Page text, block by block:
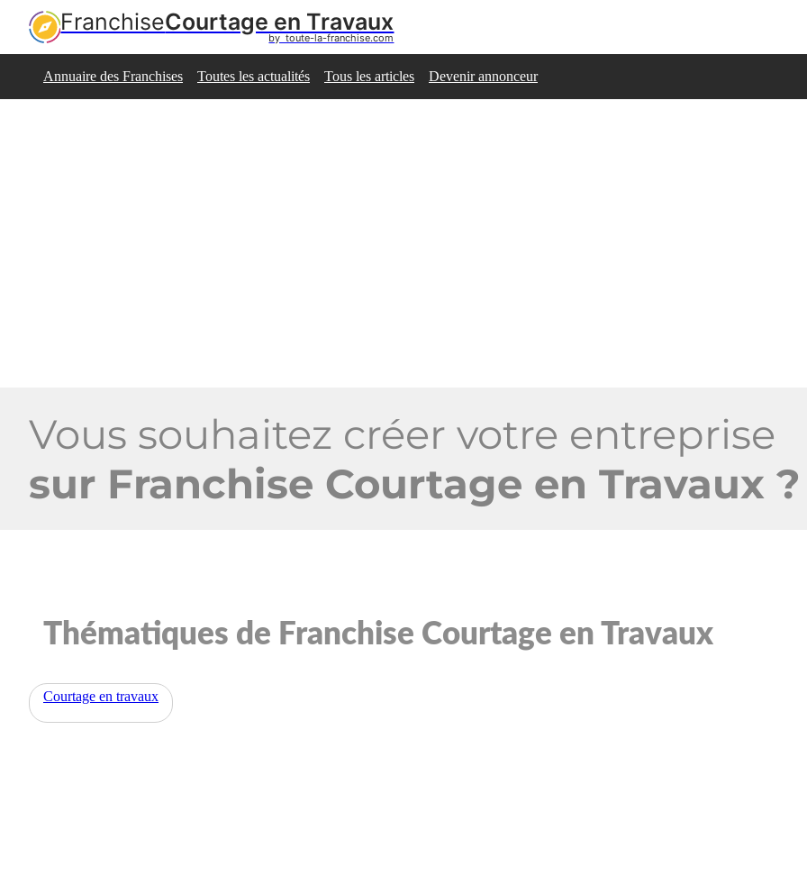
FranchiseCourtage en Travaux
by  toute-la-franchise.com
Annuaire des Franchises Toutes les actualités Tous les articles Devenir annonceur
Vous souhaitez créer votre entreprise
sur Franchise Courtage en Travaux ?
Thématiques de Franchise Courtage en Travaux
Courtage en travaux